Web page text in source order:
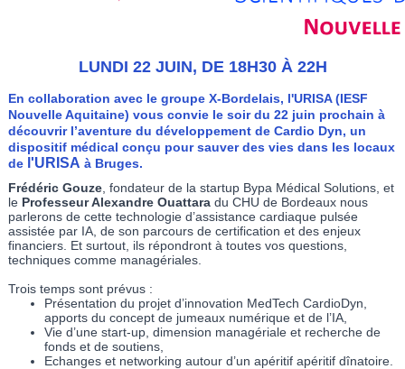
LUNDI 22 JUIN, DE 18H30 À 22H
En collaboration avec le groupe X-Bordelais, l'URISA (IESF
Nouvelle Aquitaine) vous convie le soir du 22 juin prochain à
découvrir l’aventure du développement de Cardio Dyn, un
dispositif médical conçu pour sauver des vies dans les locaux
de l'URISA à Bruges.
Frédéric Gouze, fondateur de la startup Bypa Médical Solutions, et
le Professeur Alexandre Ouattaradu CHU de Bordeaux nous
parlerons de cette technologie d’assistance cardiaque pulsée
assistée par IA, de son parcours de certification et des enjeux
financiers. Et surtout, ils répondront à toutes vos questions,
techniques comme managériales.
Trois temps sont prévus :
Présentation du projet d’innovation MedTech CardioDyn,
apports du concept de jumeaux numérique et de l’IA,
Vie d’une start-up, dimension managériale et recherche de
fonds et de soutiens,
Echanges et networking autour d’un apéritif apéritif dînatoire.